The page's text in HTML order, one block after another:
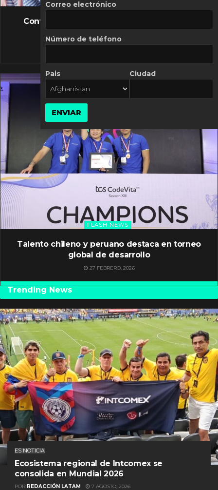
FLASH NEWS
Controversia de Mercado Libre por costos
10 MARZO, 2026
FLASH NEWS
Talento chileno y peruano destaca en torneo
global de desarrollo
27 FEBRERO, 2026
Trending News
ES NOTICIA
Ecosistema regional de Intcomex se
consolida en Mundial 2026
POR REDACCIÓN LATAM 7 AGOSTO, 2026
Correo electrónico
Número de teléfono
Pais Ciudad
ENVIAR